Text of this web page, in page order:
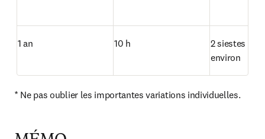
1 an 10 h
2 siestes de
environ
* Ne pas oublier les importantes variations individuelles.